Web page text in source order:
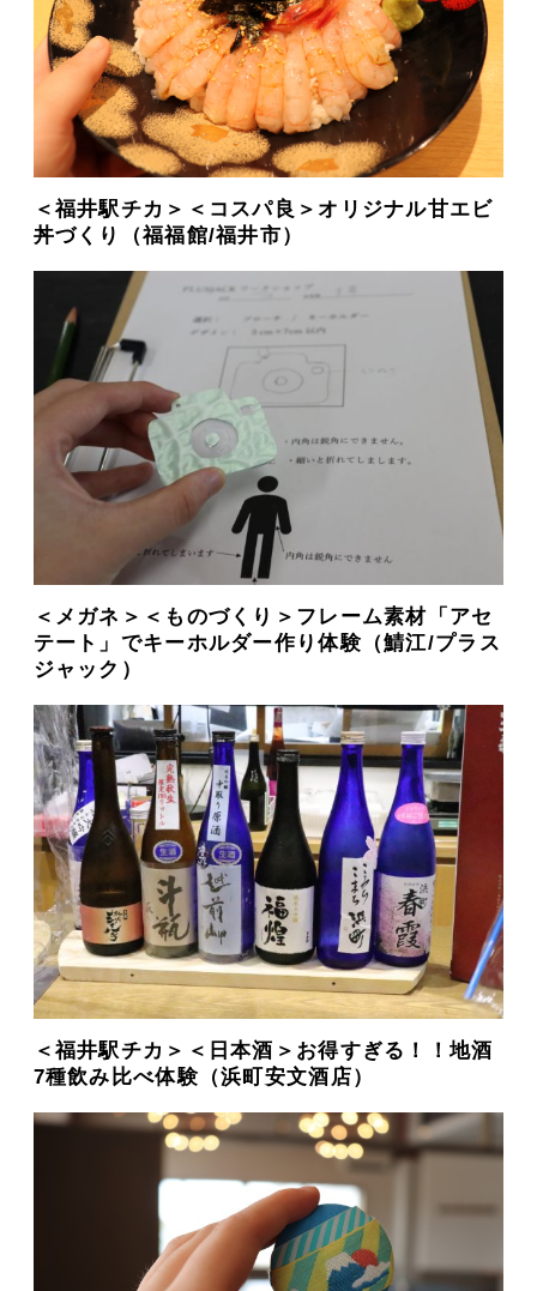
＜福井駅チカ＞＜コスパ良＞オリジナル甘エビ
丼づくり（福福館/福井市）
＜メガネ＞＜ものづくり＞フレーム素材「アセ
テート」でキーホルダー作り体験（鯖江/プラス
ジャック）
＜福井駅チカ＞＜日本酒＞お得すぎる！！地酒
7種飲み比べ体験（浜町安文酒店）